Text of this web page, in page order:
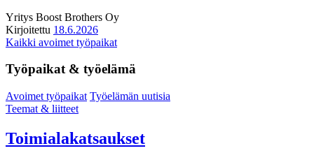
Yritys Boost Brothers Oy
Kirjoitettu 18.6.2026
Kaikki avoimet työpaikat
Työpaikat & työelämä
Avoimet työpaikat Työelämän uutisia
Teemat & liitteet
Toimialakatsaukset